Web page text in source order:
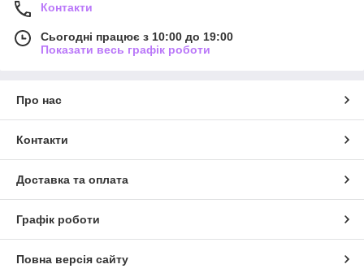
Контакти
Сьогодні працює з 10:00 до 19:00
Показати весь графік роботи
Про нас
Контакти
Доставка та оплата
Графік роботи
Повна версія сайту